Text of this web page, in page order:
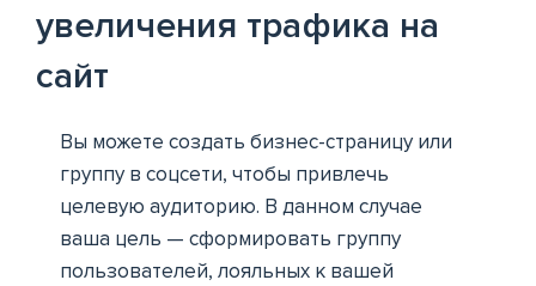
увеличения трафика на
сайт
Вы можете создать бизнес-страницу или
группу в соцсети, чтобы привлечь
целевую аудиторию. В данном случае
ваша цель — сформировать группу
пользователей, лояльных к вашей